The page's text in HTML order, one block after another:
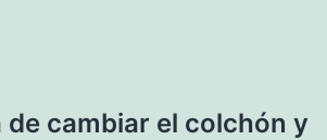
cambiar el colchón y